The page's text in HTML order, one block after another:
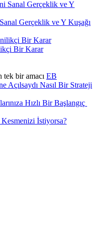
Gerçeklik ve Y Kuşağı
Bir Karar
tek bir amacı EB
Açılsaydı Nasıl Bir Strateji
Hızlı Bir Başlangıç
İstiyorsa?